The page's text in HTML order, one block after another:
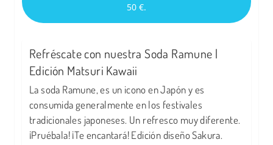
50 €.
Refréscate con nuestra Soda Ramune |
Edición Matsuri Kawaii
La soda Ramune, es un icono en Japón y es
consumida generalmente en los festivales
tradicionales japoneses. Un refresco muy diferente.
¡Pruébala! ¡Te encantará! Edición diseño Sakura.